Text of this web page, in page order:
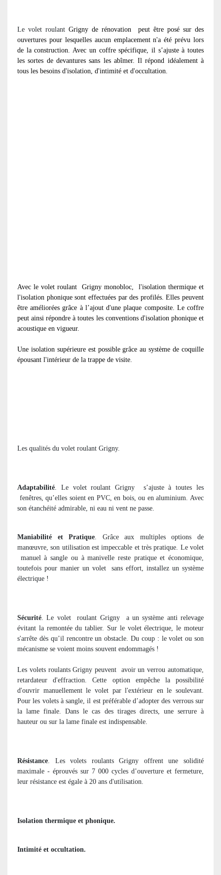
Le volet roulant Grigny de rénovation
peut être posé sur des
ouvertures pour lesquelles aucun emplacement n'a été prévu lors
de la construction. Avec un coffre spécifique, il s’ajuste à toutes
les sortes de devantures sans les abîmer. Il répond idéalement à
tous les besoins d'isolation, d'intimité et d'occultation.
Avec le volet roulant
Grigny monobloc, l'isolation thermique et
l'isolation phonique sont effectuées par des profilés. Elles peuvent
être améliorées grâce à l’ajout d'une plaque composite. Le coffre
peut ainsi répondre à toutes les conventions d'isolation phonique et
acoustique en vigueur.
Une isolation supérieure est possible grâce au système de coquille
épousant l'intérieur de la trappe de visite.
Les qualités du volet roulant Grigny.
Adaptabilité . Le volet roulant Grigny
s’ajuste à toutes les
fenêtres, qu’elles soient en PVC, en bois, ou en aluminium. Avec
son étanchéité admirable, ni eau ni vent ne passe.
Maniabilité et Pratique . Grâce aux multiples options de
manœuvre, son utilisation est impeccable et très pratique. Le volet
manuel à sangle ou à manivelle reste pratique et économique,
toutefois pour manier un volet
sans effort, installez un système
électrique !
Sécurité . Le volet roulant Grigny
a un système anti relevage
évitant la remontée du tablier. Sur le volet électrique, le moteur
s'arrête dès qu’il rencontre un obstacle. Du coup : le volet ou son
mécanisme se voient moins souvent endommagés !
Les volets roulants Grigny peuvent
avoir un verrou automatique,
retardateur d'effraction. Cette option empêche la possibilité
d'ouvrir manuellement le volet par l'extérieur en le soulevant.
Pour les volets à sangle, il est préférable d’adopter des verrous sur
la lame finale. Dans le cas des tirages directs, une serrure à
hauteur ou sur la lame finale est indispensable.
Résistance . Les volets roulants Grigny offrent une solidité
maximale - éprouvés sur 7 000 cycles d’ouverture et fermeture,
leur résistance est égale à 20 ans d'utilisation.
Isolation thermique et phonique.
Intimité et occultation.